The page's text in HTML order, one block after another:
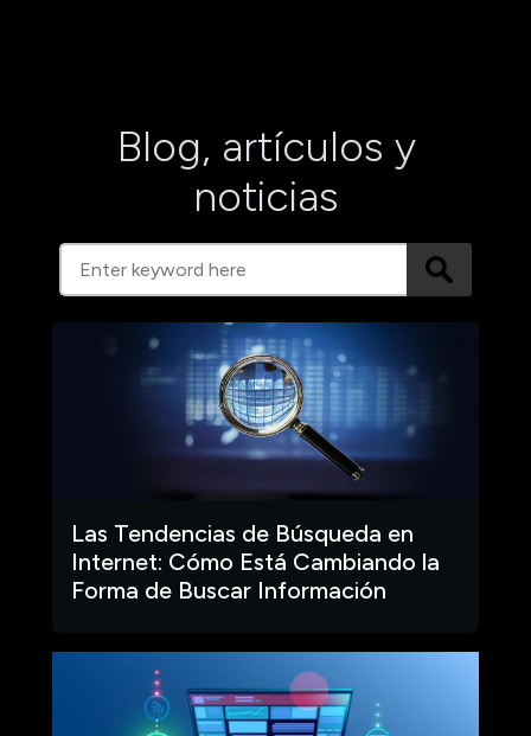
Blog, artículos y
noticias
Las Tendencias de Búsqueda en
Internet: Cómo Está Cambiando la
Forma de Buscar Información